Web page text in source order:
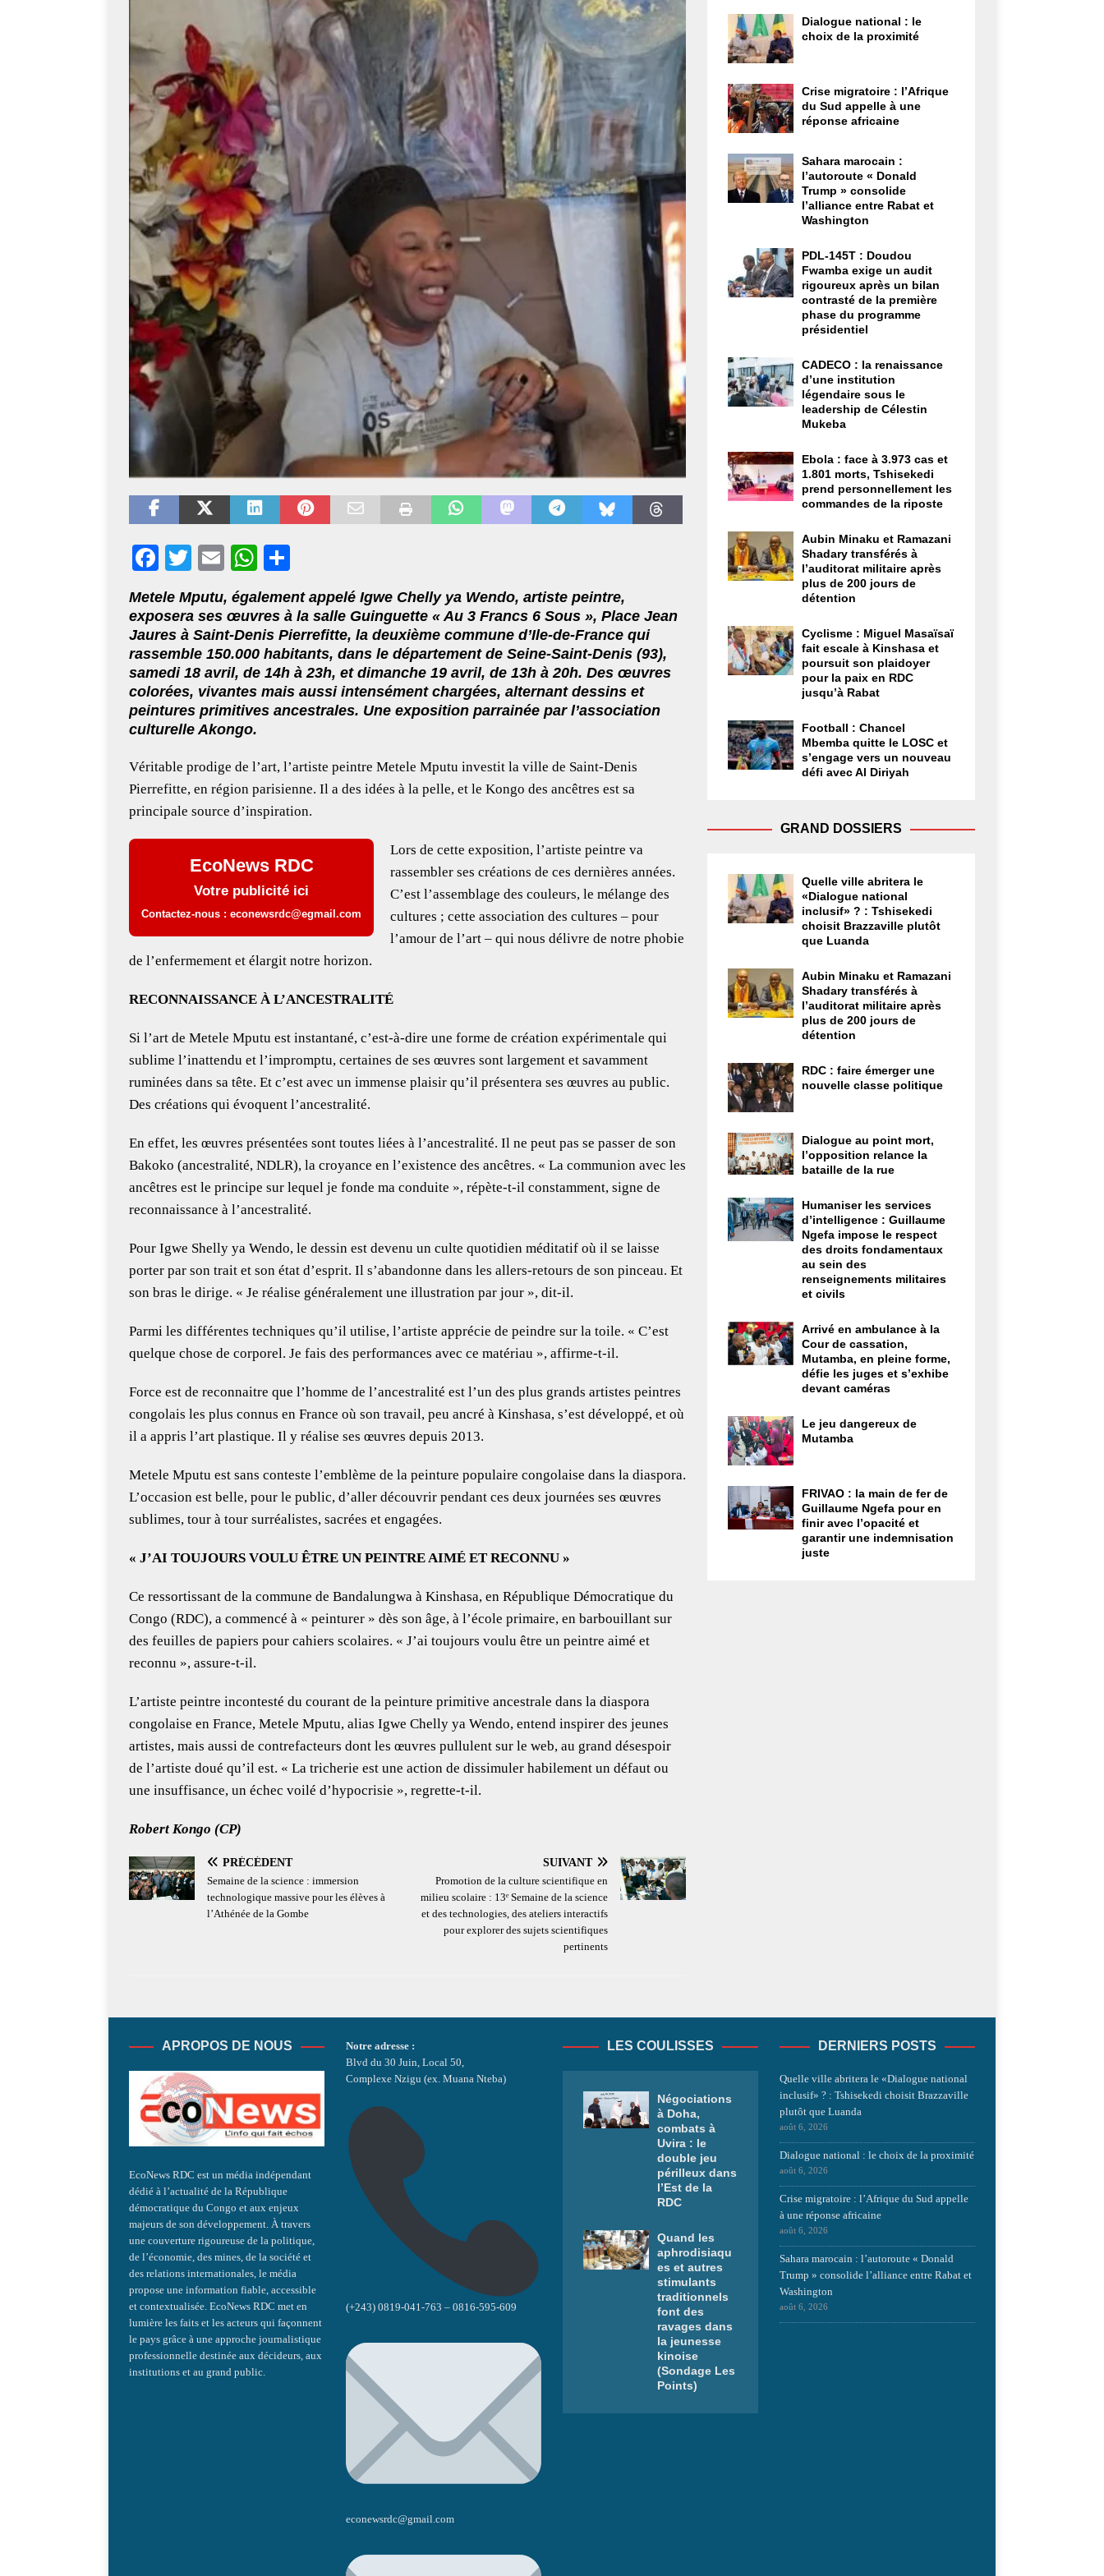
[ août 6, 2026 ] Dialogue national : le choix de la proximité EDITORIALE
[ août 6, 2026 ] Crise migratoire : l’Afrique du Sud appelle à une réponse africaine AFRIQUE
[ août 6, 2026 ] Sahara marocain : l’autoroute « Donald Trump » consolide l’alliance entre Rabat et
Washington INTERNATIONAL
[ août 6, 2026 ] PDL-145T : Doudou Fwamba exige un audit rigoureux après un bilan contrasté de la
première phase du programme présidentiel FIL D'ACTUALITE
F
ac
eb
oo
k
T
tt
er
E
m
ai
l
W
h
at
s
A
p
p
ar
e
Metele Mputu, également appelé Igwe Chelly ya Wendo, artiste peintre,
exposera ses œuvres à la salle Guinguette « Au 3 Francs 6 Sous », Place Jean
Jaures à Saint-Denis Pierrefitte, la deuxième commune d’Ile-de-France qui
rassemble 150.000 habitants, dans le département de Seine-Saint-Denis (93),
samedi 18 avril, de 14h à 23h, et dimanche 19 avril, de 13h à 20h. Des œuvres
colorées, vivantes mais aussi intensément chargées, alternant dessins et
peintures primitives ancestrales. Une exposition parrainée par l’association
culturelle Akongo.
Véritable prodige de l’art, l’artiste peintre Metele Mputu investit la ville de Saint-Denis
Pierrefitte, en région parisienne. Il a des idées à la pelle, et le Kongo des ancêtres est sa
principale source d’inspiration.
EcoNews RDC
Votre publicité ici
Contactez-nous : econewsrdc@egmail.com
Lors de cette exposition, l’artiste peintre va
rassembler ses créations de ces dernières années.
C’est l’assemblage des couleurs, le mélange des
cultures ; cette association des cultures – pour
l’amour de l’art – qui nous délivre de notre phobie
de l’enfermement et élargit notre horizon.
RECONNAISSANCE À L’ANCESTRALITÉ
Si l’art de Metele Mputu est instantané, c’est-à-dire une forme de création expérimentale qui
sublime l’inattendu et l’impromptu, certaines de ses œuvres sont largement et savamment
ruminées dans sa tête. Et c’est avec un immense plaisir qu’il présentera ses œuvres au public.
Des créations qui évoquent l’ancestralité.
En effet, les œuvres présentées sont toutes liées à l’ancestralité. Il ne peut pas se passer de son
Bakoko (ancestralité, NDLR), la croyance en l’existence des ancêtres. « La communion avec les
ancêtres est le principe sur lequel je fonde ma conduite », répète-t-il constamment, signe de
reconnaissance à l’ancestralité.
Pour Igwe Shelly ya Wendo, le dessin est devenu un culte quotidien méditatif où il se laisse
porter par son trait et son état d’esprit. Il s’abandonne dans les allers-retours de son pinceau. Et
son bras le dirige. « Je réalise généralement une illustration par jour », dit-il.
Parmi les différentes techniques qu’il utilise, l’artiste apprécie de peindre sur la toile. « C’est
quelque chose de corporel. Je fais des performances avec ce matériau », affirme-t-il.
Force est de reconnaitre que l’homme de l’ancestralité est l’un des plus grands artistes peintres
congolais les plus connus en France où son travail, peu ancré à Kinshasa, s’est développé, et où
il a appris l’art plastique. Il y réalise ses œuvres depuis 2013.
Metele Mputu est sans conteste l’emblème de la peinture populaire congolaise dans la diaspora.
L’occasion est belle, pour le public, d’aller découvrir pendant ces deux journées ses œuvres
sublimes, tour à tour surréalistes, sacrées et engagées.
« J’AI TOUJOURS VOULU ÊTRE UN PEINTRE AIMÉ ET RECONNU »
Ce ressortissant de la commune de Bandalungwa à Kinshasa, en République Démocratique du
Congo (RDC), a commencé à « peinturer » dès son âge, à l’école primaire, en barbouillant sur
des feuilles de papiers pour cahiers scolaires. « J’ai toujours voulu être un peintre aimé et
reconnu », assure-t-il.
L’artiste peintre incontesté du courant de la peinture primitive ancestrale dans la diaspora
congolaise en France, Metele Mputu, alias Igwe Chelly ya Wendo, entend inspirer des jeunes
artistes, mais aussi de contrefacteurs dont les œuvres pullulent sur le web, au grand désespoir
de l’artiste doué qu’il est. « La tricherie est une action de dissimuler habilement un défaut ou
une insuffisance, un échec voilé d’hypocrisie », regrette-t-il.
Robert Kongo (CP)
PRÉCÉDENT
Semaine de la science : immersion
technologique massive pour les élèves à
l’Athénée de la Gombe
SUIVANT
Promotion de la culture scientifique en
milieu scolaire : 13ᵉ Semaine de la science
et des technologies, des ateliers interactifs
pour explorer des sujets scientifiques
pertinents
Dialogue national : le
choix de la proximité
Crise migratoire : l’Afrique
du Sud appelle à une
réponse africaine
Sahara marocain :
l’autoroute « Donald
Trump » consolide
l’alliance entre Rabat et
Washington
PDL-145T : Doudou
Fwamba exige un audit
rigoureux après un bilan
contrasté de la première
phase du programme
présidentiel
CADECO : la renaissance
d’une institution
légendaire sous le
leadership de Célestin
Mukeba
Ebola : face à 3.973 cas et
1.801 morts, Tshisekedi
prend personnellement les
commandes de la riposte
Aubin Minaku et Ramazani
Shadary transférés à
l’auditorat militaire après
plus de 200 jours de
détention
Cyclisme : Miguel Masaïsaï
fait escale à Kinshasa et
poursuit son plaidoyer
pour la paix en RDC
jusqu’à Rabat
Football : Chancel
Mbemba quitte le LOSC et
s’engage vers un nouveau
défi avec Al Diriyah
GRAND DOSSIERS
Quelle ville abritera le
«Dialogue national
inclusif» ? : Tshisekedi
choisit Brazzaville plutôt
que Luanda
Aubin Minaku et Ramazani
Shadary transférés à
l’auditorat militaire après
plus de 200 jours de
détention
RDC : faire émerger une
nouvelle classe politique
Dialogue au point mort,
l’opposition relance la
bataille de la rue
Humaniser les services
d’intelligence : Guillaume
Ngefa impose le respect
des droits fondamentaux
au sein des
renseignements militaires
et civils
Arrivé en ambulance à la
Cour de cassation,
Mutamba, en pleine forme,
défie les juges et s’exhibe
devant caméras
Le jeu dangereux de
Mutamba
FRIVAO : la main de fer de
Guillaume Ngefa pour en
finir avec l’opacité et
garantir une indemnisation
juste
APROPOS DE NOUS
EcoNews RDC est un média indépendant
dédié à l’actualité de la République
démocratique du Congo et aux enjeux
majeurs de son développement. À travers
une couverture rigoureuse de la politique,
de l’économie, des mines, de la société et
des relations internationales, le média
propose une information fiable, accessible
et contextualisée. EcoNews RDC met en
lumière les faits et les acteurs qui façonnent
le pays grâce à une approche journalistique
professionnelle destinée aux décideurs, aux
institutions et au grand public.
Notre adresse :
Blvd du 30 Juin, Local 50,
Complexe Nzigu (ex. Muana Nteba)
(+243) 0819-041-763 – 0816-595-609
econewsrdc@gmail.com
LES COULISSES
Négociations
à Doha,
combats à
Uvira : le
double jeu
périlleux dans
l’Est de la
RDC
Quand les
aphrodisiaqu
es et autres
stimulants
traditionnels
font des
ravages dans
la jeunesse
kinoise
(Sondage Les
Points)
DERNIERS POSTS
Quelle ville abritera le «Dialogue national
inclusif» ? : Tshisekedi choisit Brazzaville
plutôt que Luanda
août 6, 2026
Dialogue national : le choix de la proximité
août 6, 2026
Crise migratoire : l’Afrique du Sud appelle
à une réponse africaine
août 6, 2026
Sahara marocain : l’autoroute « Donald
Trump » consolide l’alliance entre Rabat et
Washington
août 6, 2026